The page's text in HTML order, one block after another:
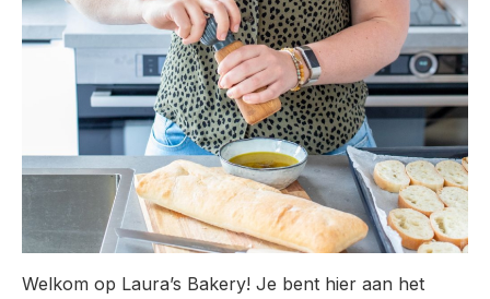
Welkom op Laura’s Bakery! Je bent hier aan het